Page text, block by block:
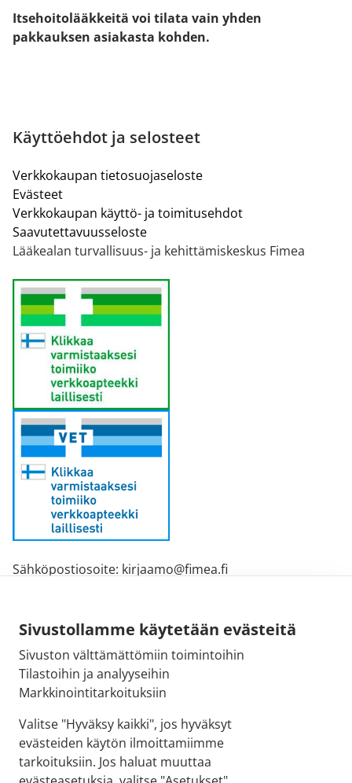
Sivustollamme käytetään evästeitä
Sivuston välttämättömiin toimintoihin
Tilastoihin ja analyyseihin
Markkinointitarkoituksiin
Valitse "Hyväksy kaikki", jos hyväksyt
evästeiden käytön ilmoittamiimme
tarkoituksiin. Jos haluat muuttaa
Itsehoitolääkkeitä voi tilata vain yhden
pakkauksen asiakasta kohden.
Käyttöehdot ja selosteet
Verkkokaupan tietosuojaseloste
Evästeet
Verkkokaupan käyttö- ja toimitusehdot
Saavutettavuusseloste
Lääkealan turvallisuus- ja kehittämiskeskus Fimea
Sähköpostiosoite: kirjaamo@fimea.fi